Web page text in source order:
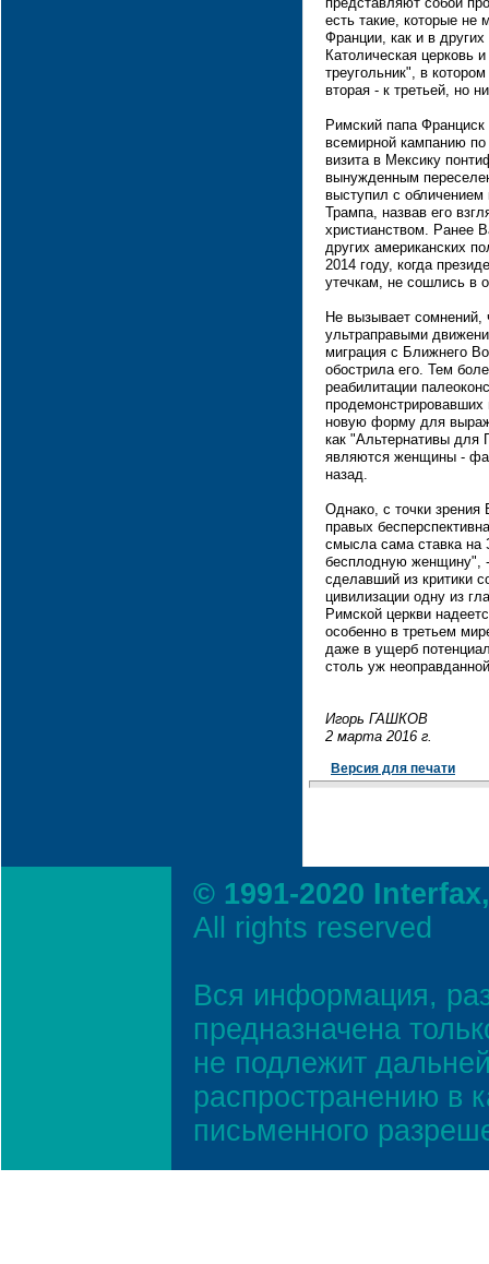
есть такие, которые не
Франции, как и в
Католическая церковь
треугольник", в
вторая - к третьей, но
Римский папа
всемирной кампанию
визита в Мексику
вынужденным
выступил с
Трампа, назвав его
христианством. Ранее
других американских
2014 году, когда
утечкам, не сошлись в
Не вызывает сомнений,
ультраправыми
миграция с Ближнего
обострила его. Тем
реабилитации
продемонстрировавших
новую форму для
как "Альтернативы для
являются женщины -
назад.
Однако, с точки зрения
правых
смысла сама ставка на
бесплодную женщину",
сделавший из критики
цивилизации одну из
Римской церкви
особенно в третьем
даже в ущерб
столь уж
Игорь ГАШКОВ
2 марта 2016 г.
Версия для печати
© 1991-2020
All rights reserved
Вся информация,
предназначена
не подлежит
распространению в
письменного